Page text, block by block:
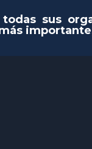
sus